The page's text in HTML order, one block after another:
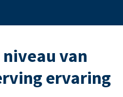
niveau van
ervaring